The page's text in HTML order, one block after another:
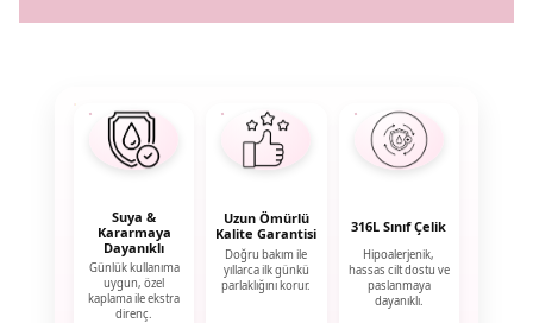
Suya &
Kararmaya
Dayanıklı
Günlük kullanıma
uygun, özel
kaplama ile ekstra
direnç.
Uzun Ömürlü
Kalite Garantisi
Doğru bakım ile
yıllarca ilk günkü
parlaklığını korur.
316L Sınıf Çelik
Hipoalerjenik,
hassas cilt dostu ve
paslanmaya
dayanıklı.